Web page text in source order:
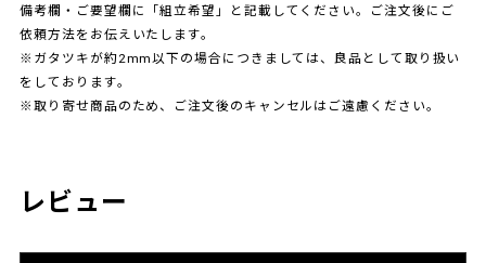
備考欄・ご要望欄に「組立希望」と記載してください。ご注文後にご
依頼方法をお伝えいたします。
※ガタツキが約2mm以下の場合につきましては、良品として取り扱い
をしております。
※取り寄せ商品のため、ご注文後のキャンセルはご遠慮ください。
レビュー